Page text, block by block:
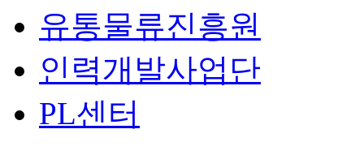
유통물류진흥원
인력개발사업단
PL센터